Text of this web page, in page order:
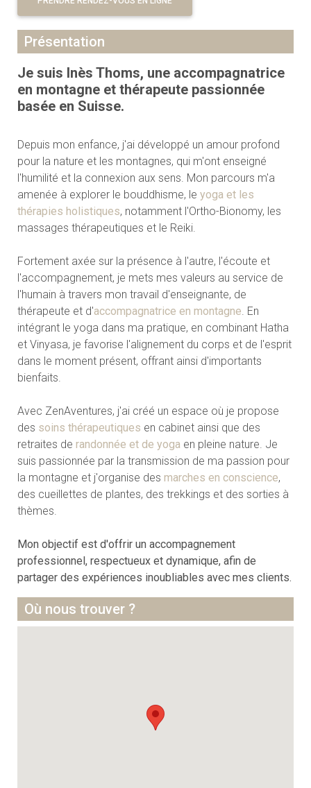
Présentation
Je suis Inès Thoms, une accompagnatrice
en montagne et thérapeute passionnée
basée en Suisse.
Depuis mon enfance, j'ai développé un amour profond
pour la nature et les montagnes, qui m'ont enseigné
l'humilité et la connexion aux sens. Mon parcours m'a
amenée à explorer le bouddhisme, le yoga et les
thérapies holistiques, notamment l'Ortho-Bionomy, les
massages thérapeutiques et le Reiki.
Fortement axée sur la présence à l'autre, l'écoute et
l'accompagnement, je mets mes valeurs au service de
l'humain à travers mon travail d'enseignante, de
thérapeute et d'accompagnatrice en montagne . En
intégrant le yoga dans ma pratique, en combinant Hatha
et Vinyasa, je favorise l'alignement du corps et de l'esprit
dans le moment présent, offrant ainsi d'importants
bienfaits.
Avec ZenAventures, j'ai créé un espace où je propose
des soins thérapeutiques en cabinet ainsi que des
retraites de randonnée et de yoga en pleine nature. Je
suis passionnée par la transmission de ma passion pour
la montagne et j'organise des marches en conscience,
des cueillettes de plantes, des trekkings et des sorties à
thèmes.
Mon objectif est d'offrir un accompagnement
professionnel, respectueux et dynamique, afin de
partager des expériences inoubliables avec mes clients.
Où nous trouver ?